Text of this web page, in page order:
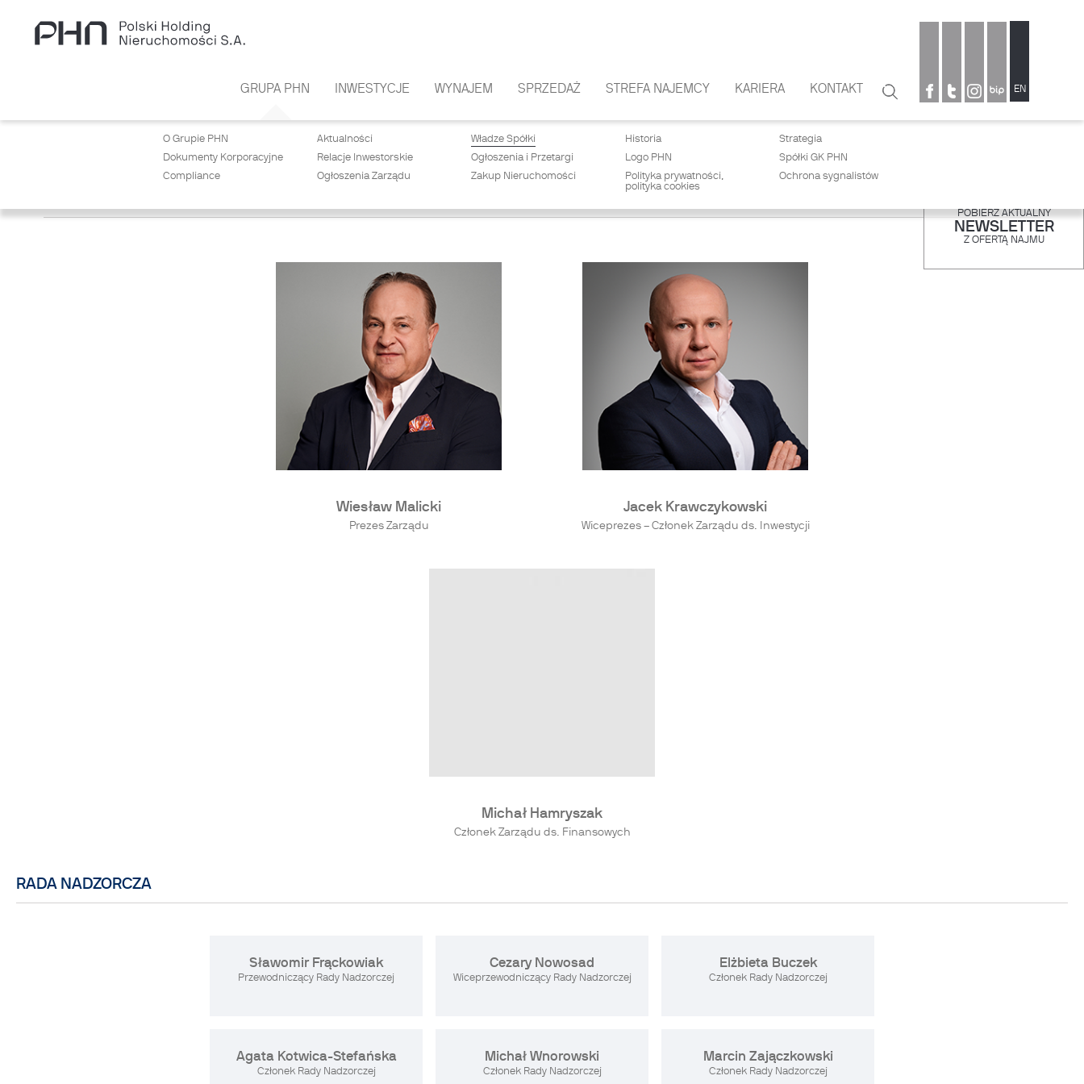
POBIERZ AKTUALNY
NEWSLETTER
Z OFERTĄ NAJMU
GRUPA PHN
O Grupie PHN Aktualności Władze Spółki Historia
Strategia
Dokumenty Korporacyjne
Relacje Inwestorskie Ogłoszenia i Przetargi Logo PHN
Spółki GK PHN
Compliance
Ogłoszenia Zarządu Zakup Nieruchomości
Polityka prywatności,
polityka cookies
Ochrona sygnalistów
INWESTYCJE WYNAJEM SPRZEDAŻ STREFA NAJEMCY KARIERA KONTAKT
Formularz
wyszukiwania
Szukaj EN
Wiesław Malicki
Prezes Zarządu
Jacek Krawczykowski
Wiceprezes – Członek Zarządu ds. Inwestycji
Michał Hamryszak
Członek Zarządu ds. Finansowych
RADA NADZORCZA
Sławomir Frąckowiak
Przewodniczący Rady Nadzorczej
Cezary Nowosad
Wiceprzewodniczący Rady Nadzorczej
Elżbieta Buczek
Członek Rady Nadzorczej
Agata Kotwica-Stefańska
Członek Rady Nadzorczej
Michał Wnorowski
Członek Rady Nadzorczej
Marcin Zajączkowski
Członek Rady Nadzorczej